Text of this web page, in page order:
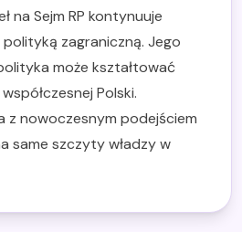
na Sejm RP kontynuuje
zagraniczną. Jego
może kształtować
Polski.
z nowoczesnym podejściem
same szczyty władzy w